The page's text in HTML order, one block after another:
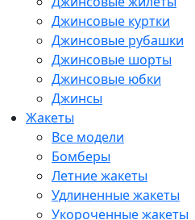
Джинсовые куртки
Джинсовые рубашки
Джинсовые шорты
Джинсовые юбки
Джинсы
Жакеты
Все модели
Бомберы
Летние жакеты
Удлиненные жакеты
Укороченные жакеты